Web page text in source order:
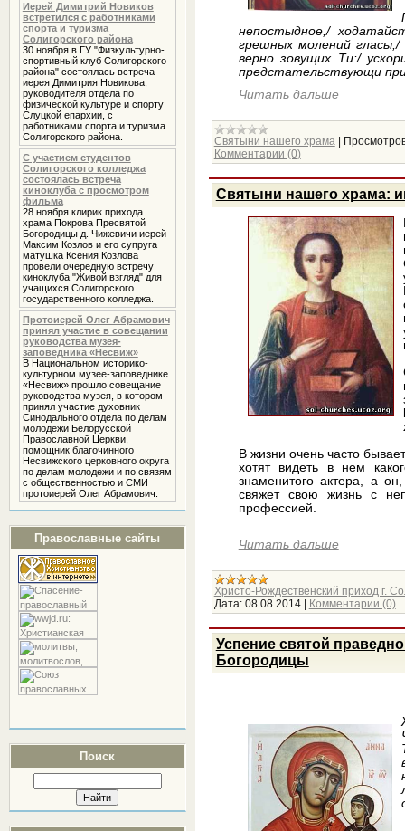
Иерей Димитрий Новиков
встретился с работниками
спорта и туризма
Солигорского района
30 ноября в ГУ "Физкультурно-
спортивный клуб Солигорского
района" состоялась встреча
иерея Димитрия Новикова,
руководителя отдела по
физической культуре и спорту
Слуцкой епархии, с
работниками спорта и туризма
Солигорского района.
С участием студентов
Солигорского колледжа
состоялась встреча
киноклуба с просмотром
фильма
28 ноября клирик прихода
храма Покрова Пресвятой
Богородицы д. Чижевичи иерей
Максим Козлов и его супруга
матушка Ксения Козлова
провели очередную встречу
киноклуба "Живой взгляд" для
учащихся Солигорского
государственного колледжа.
Протоиерей Олег Абрамович
принял участие в совещании
руководства музея-
заповедника «Несвиж»
В Национальном историко-
культурном музее-заповеднике
«Несвиж» прошло совещание
руководства музея, в котором
принял участие духовник
Cинодального отдела по делам
молодежи Белорусской
Православной Церкви,
помощник благочинного
Несвижского церковного округа
по делам молодежи и по связям
с общественностью и СМИ
протоиерей Олег Абрамович.
Православные сайты
Поиск
непостыдное,/
грешных молений гласы,/
верно зовущих Ти:/
предстательствующи
Читать дальше
Святыни нашего храма|
Комментарии (0)
Святыни нашего храма:
В жизни очень часто
хотят видеть в нем
знаменитого актера, а
свяжет свою жизнь с
профессией.
Читать дальше
Христо-Рождественский приход г.
Дата: 08.08.2014 Комментарии (0)
Успение святой
Богородицы